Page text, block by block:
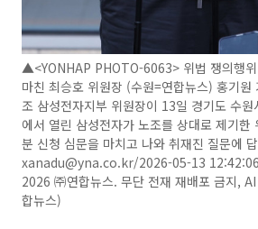
▲<YONHAP PHOTO-6063> 위법 쟁의행
마친 최승호 위원장 (수원=연합뉴스) 홍기원
조 삼성전자지부 위원장이 13일 경기도 수
에서 열린 삼성전자가 노조를 상대로 제기한
분 신청 심문을 마치고 나와 취재진 질문에
xanadu@yna.co.kr/2026-05-13
2026 ㈜연합뉴스. 무단 전재 재배포 금지,
합뉴스)